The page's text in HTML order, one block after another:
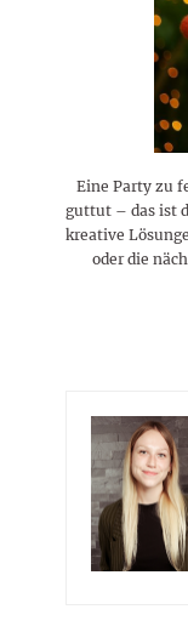
Eine Party zu
guttut – das ist
kreative
oder die